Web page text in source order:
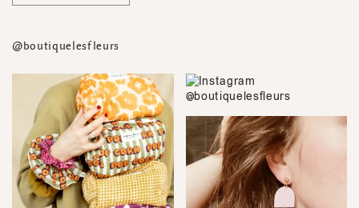
@boutiquelesfleurs